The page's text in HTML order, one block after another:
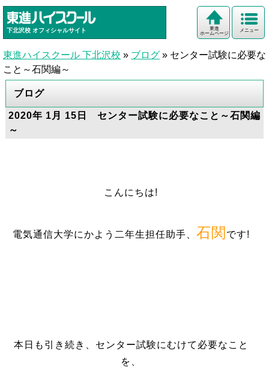
下北沢校 オフィシャルサイト メニュー
東進
ホームページ
東進ハイスクール 下北沢校 » ブログ » センター試験に必要な
こと～石関編～
ブログ
2020年 1月 15日 センター試験に必要なこと～石関編
～
こんにちは!
電気通信大学にかよう二年生担任助手、 石関 です!
本日も引き続き、センター試験にむけて必要なこと
を、